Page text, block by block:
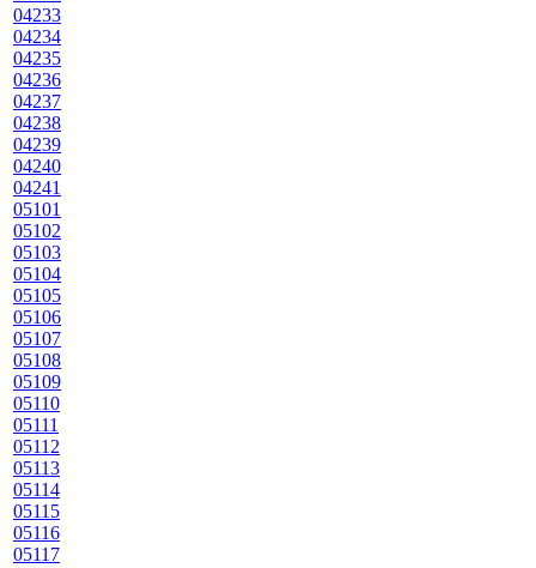
04233
04234
04235
04236
04237
04238
04239
04240
04241
05101
05102
05103
05104
05105
05106
05107
05108
05109
05110
05111
05112
05113
05114
05115
05116
05117